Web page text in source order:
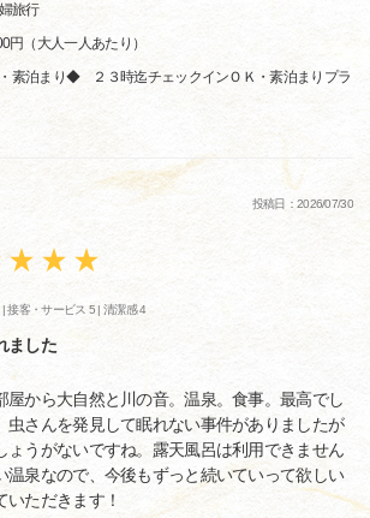
旅行
円（大人一人あたり）
素泊まり◆ ２３時迄チェックインＯＫ・素泊まりプラ
投稿日：2026/07/30
|接客・サービス 5 |清潔感 4
ました
屋から大自然と川の音。温泉。食事。最高でし
虫さんを発見して眠れない事件がありましたが
ょうがないですね。露天風呂は利用できません
温泉なので、今後もずっと続いていって欲しい
ただきます！